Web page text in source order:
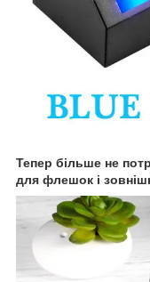
Тепер більше не
для флешок і